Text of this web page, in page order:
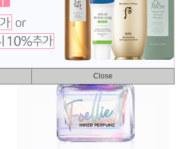
Close
무료배송